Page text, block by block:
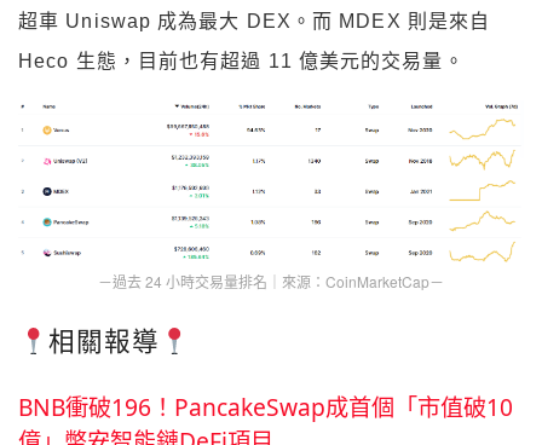
超車 Uniswap 成為最大 DEX。而 MDEX 則是來自
Heco 生態，目前也有超過 11 億美元的交易量。
－過去 24 小時交易量排名｜來源：CoinMarketCap－
相關報導
BNB衝破196！PancakeSwap成首個「市值破10